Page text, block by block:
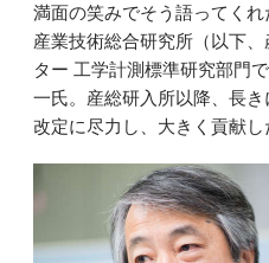
満面の笑みでそう語ってく
産業技術総合研究所（以下
ター 工学計測標準研究部門
一氏。産総研入所以降、長
改定に尽力し、大きく貢献し